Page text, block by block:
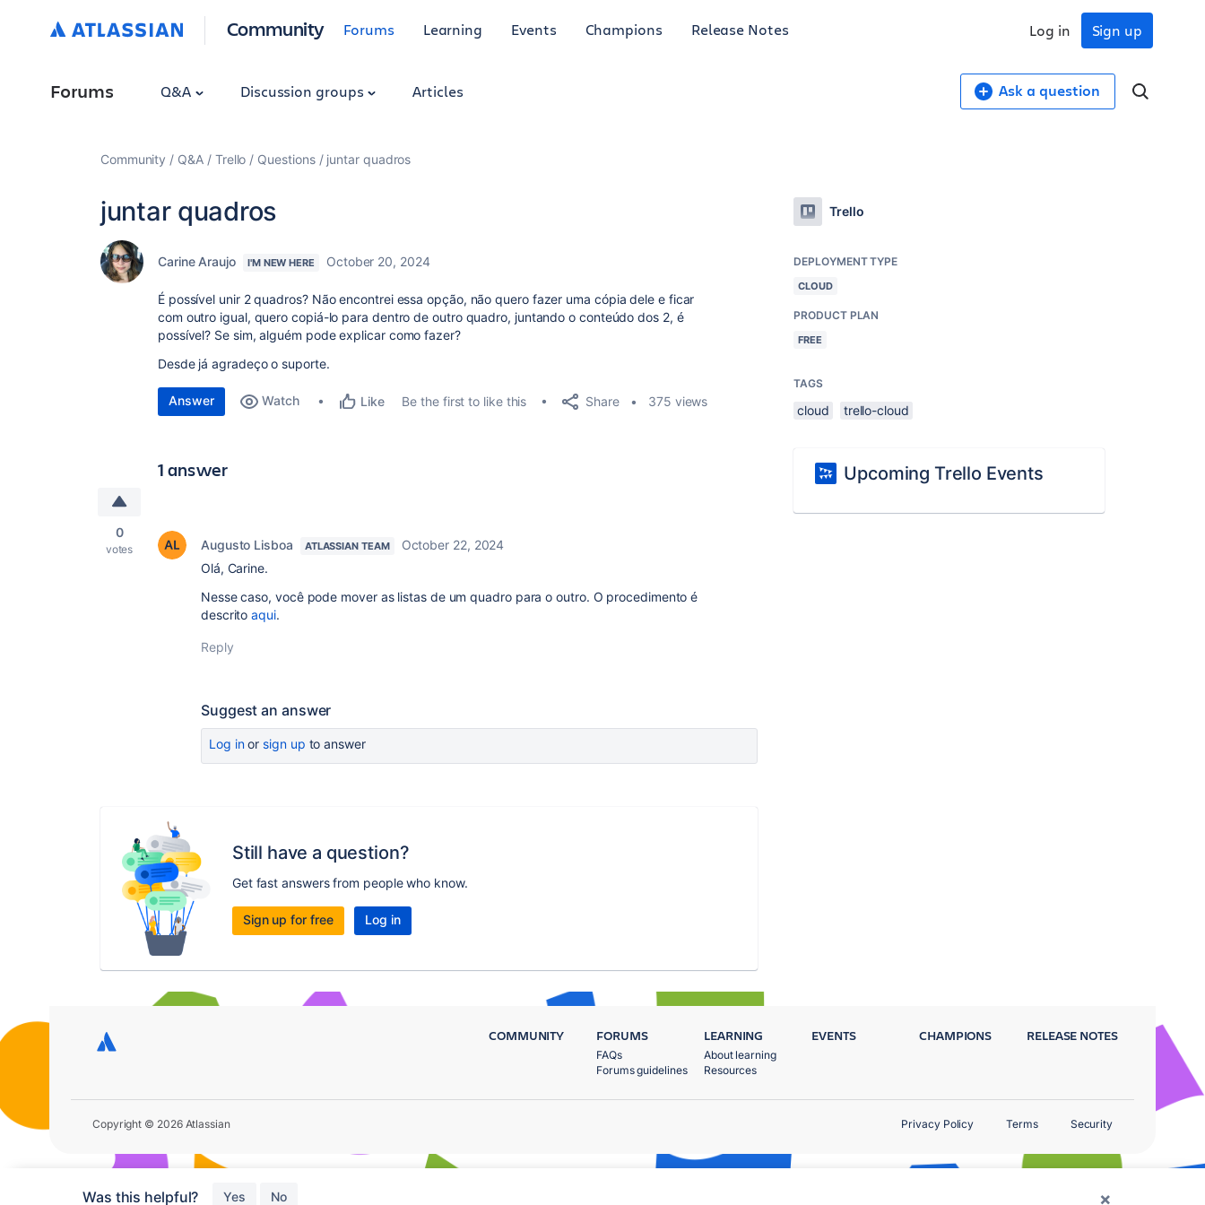
Community Forums Learning Events Champions Release Notes Sign up
Log in
Forums Q&A Discussion groups Articles Ask a question
Community Q&A Trello Questions juntar quadros
juntar quadros
Carine Araujo I'M NEW HERE October 20, 2024
É possível unir 2 quadros? Não encontrei essa opção, não quero fazer uma cópia dele e ficar
com outro igual, quero copiá-lo para dentro de outro quadro, juntando o conteúdo dos 2, é
possível? Se sim, alguém pode explicar como fazer?
Desde já agradeço o suporte.
Answer Watch Like Be the first to like this Share 375 views
1 answer
0
votes Augusto Lisboa ATLASSIAN TEAM
October 22, 2024
Olá, Carine.
Nesse caso, você pode mover as listas de um quadro para o outro. O procedimento é
descritoaqui.
Reply
Suggest an answer
Log inor sign up to answer
Still have a question?
Get fast answers from people who know.
Sign up for free Log in
Was this helpful? Yes No ×
Trello
DEPLOYMENT TYPE
CLOUD
PRODUCT PLAN
FREE
TAGS
cloud trello-cloud
Upcoming Trello Events
COMMUNITY FORUMS
FAQs
Forums guidelines
LEARNING
About learning
Resources
EVENTS CHAMPIONS RELEASE NOTES
Copyright © 2026 Atlassian Privacy Policy Terms Security